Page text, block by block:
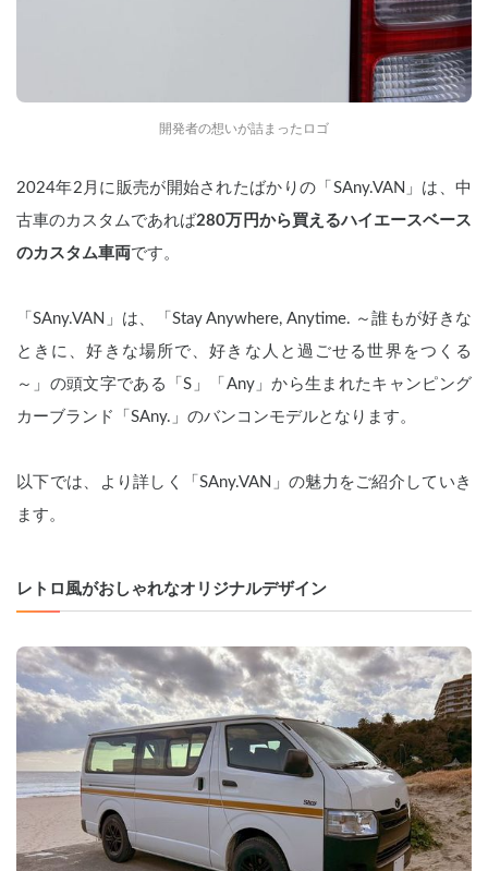
開発者の想いが詰まったロゴ
2024年2月に販売が開始されたばかりの「SAny.VAN」は、中
古車のカスタムであれば280万円から買えるハイエースベース
のカスタム車両です。
「SAny.VAN」は、「Stay Anywhere, Anytime. ～誰もが好きな
ときに、好きな場所で、好きな人と過ごせる世界をつくる
～」の頭文字である「S」「Any」から生まれたキャンピング
カーブランド「SAny.」のバンコンモデルとなります。
以下では、より詳しく「SAny.VAN」の魅力をご紹介していき
ます。
レトロ風がおしゃれなオリジナルデザイン